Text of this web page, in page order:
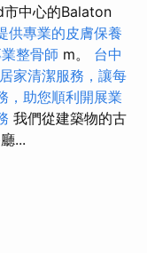
市中心的Balaton
供專業的皮膚保養
整骨師 m。 台中
居家清潔服務，讓每
，助您順利開展業
我們從建築物的古
...